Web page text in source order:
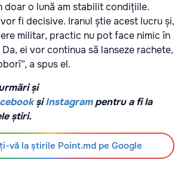
doar o lună am stabilit condițiile.
fi decisive. Iranul știe acest lucru și,
militar, practic nu pot face nimic în
ei vor continua să lanseze rachete,
a spus el.
și
șiInstagrampentru a fi la
știri.
vă la știrile Point.md pe Google